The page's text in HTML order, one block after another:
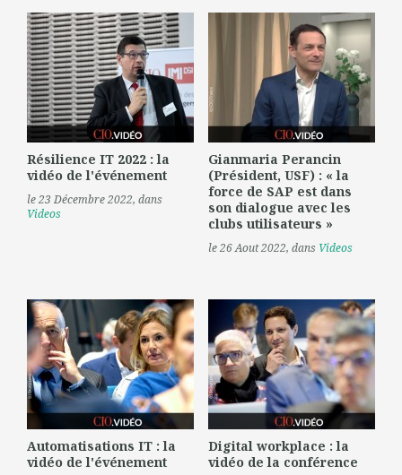
Résilience IT 2022 : la
vidéo de l'événement
le 23 Décembre 2022, dans
Videos
Gianmaria Perancin
(Président, USF) : « la
force de SAP est dans
son dialogue avec les
clubs utilisateurs »
le 26 Aout 2022, dans Videos
Automatisations IT : la
vidéo de l'événement
Digital workplace : la
vidéo de la conférence